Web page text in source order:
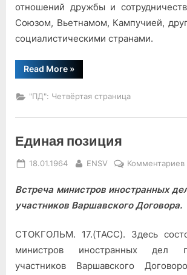
отношений дружбы и
Союзом, Вьетнамом, Кампучией,
социалистическими странами.
Read More“Решения
Совета
ЛНДР”
»
"ПД": Четвёртая страница
Единая позиция
Posted
18.01.1964 By
ENSV Комментариев
Встреча министров иностранных
участников Варшавского Договора.
СТОКГОЛЬМ. 17.(ТАСС). Здесь
министров иностранных дел
участников Варшавского